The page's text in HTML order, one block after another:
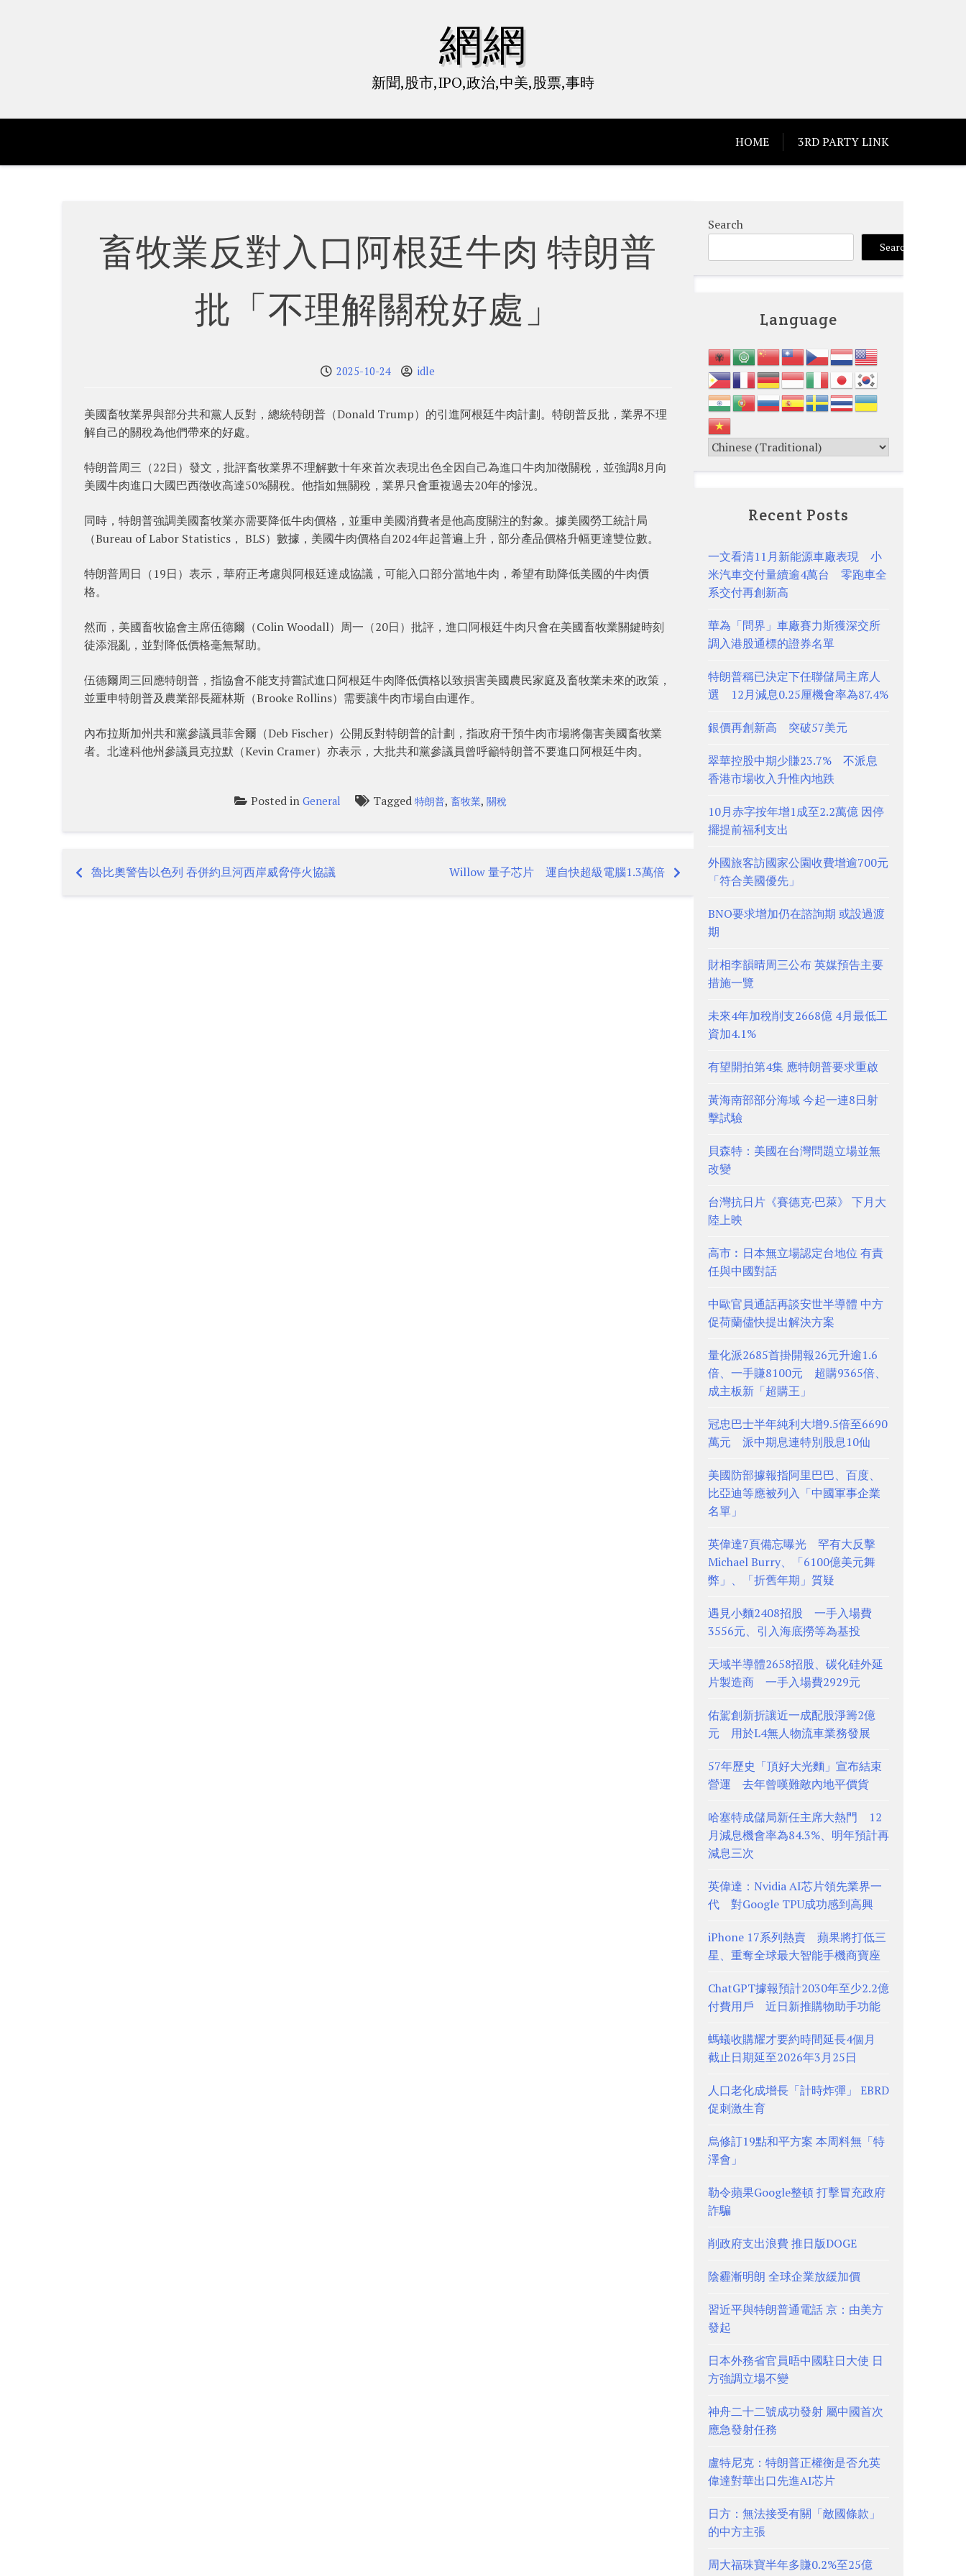
網網
新聞,股市,IPO,政治,中美,股票,事時
HOME 3RD PARTY LINK
畜牧業反對入口阿根廷牛肉 特朗普
批「不理解關稅好處」
2025-10-24 idle
美國畜牧業界與部分共和黨人反對，總統特朗普（Donald Trump）的引進阿根廷牛肉計劃。特朗普反批，業界不理
解自己的關稅為他們帶來的好處。
特朗普周三（22日）發文，批評畜牧業界不理解數十年來首次表現出色全因自己為進口牛肉加徵關稅，並強調8月向
美國牛肉進口大國巴西徵收高達50%關稅。他指如無關稅，業界只會重複過去20年的慘況。
同時，特朗普強調美國畜牧業亦需要降低牛肉價格，並重申美國消費者是他高度關注的對象。據美國勞工統計局
（Bureau of Labor Statistics， BLS）數據，美國牛肉價格自2024年起普遍上升，部分產品價格升幅更達雙位數。
特朗普周日（19日）表示，華府正考慮與阿根廷達成協議，可能入口部分當地牛肉，希望有助降低美國的牛肉價
格。
然而，美國畜牧協會主席伍德爾（Colin Woodall）周一（20日）批評，進口阿根廷牛肉只會在美國畜牧業關鍵時刻
徒添混亂，並對降低價格毫無幫助。
伍德爾周三回應特朗普，指協會不能支持嘗試進口阿根廷牛肉降低價格以致損害美國農民家庭及畜牧業未來的政策，
並重申特朗普及農業部長羅林斯（Brooke Rollins）需要讓牛肉市場自由運作。
內布拉斯加州共和黨參議員菲舍爾（Deb Fischer）公開反對特朗普的計劃，指政府干預牛肉市場將傷害美國畜牧業
者。北達科他州參議員克拉默（Kevin Cramer）亦表示，大批共和黨參議員曾呼籲特朗普不要進口阿根廷牛肉。
Posted inGeneral Tagged特朗普,畜牧業,關稅
Post
魯比奧警告以色列 吞併約旦河西岸威脅停火協議 Willow 量子芯片 運自快超級電腦1.3萬倍
Search
Search
Language
Recent Posts
一文看清11月新能源車廠表現 小
米汽車交付量續逾4萬台 零跑車全
系交付再創新高
華為「問界」車廠賽力斯獲深交所
調入港股通標的證券名單
特朗普稱已決定下任聯儲局主席人
選 12月減息0.25厘機會率為87.4%
銀價再創新高 突破57美元
翠華控股中期少賺23.7% 不派息
香港市場收入升惟內地跌
10月赤字按年增1成至2.2萬億 因停
擺提前福利支出
外國旅客訪國家公園收費增逾700元
「符合美國優先」
BNO要求增加仍在諮詢期 或設過渡
期
財相李韻晴周三公布 英媒預告主要
措施一覽
未來4年加稅削支2668億 4月最低工
資加4.1%
有望開拍第4集 應特朗普要求重啟
黃海南部部分海域 今起一連8日射
擊試驗
貝森特：美國在台灣問題立場並無
改變
台灣抗日片《賽德克·巴萊》 下月大
陸上映
高市︰日本無立場認定台地位 有責
任與中國對話
中歐官員通話再談安世半導體 中方
促荷蘭儘快提出解決方案
量化派2685首掛開報26元升逾1.6
倍、一手賺8100元 超購9365倍、
成主板新「超購王」
冠忠巴士半年純利大增9.5倍至6690
萬元 派中期息連特別股息10仙
美國防部據報指阿里巴巴、百度、
比亞迪等應被列入「中國軍事企業
名單」
英偉達7頁備忘曝光 罕有大反擊
Michael Burry、「6100億美元舞
弊」、「折舊年期」質疑
遇見小麵2408招股 一手入場費
3556元、引入海底撈等為基投
天域半導體2658招股、碳化硅外延
片製造商 一手入場費2929元
佑駕創新折讓近一成配股淨籌2億
元 用於L4無人物流車業務發展
57年歷史「頂好大光麵」宣布結束
營運 去年曾嘆難敵內地平價貨
哈塞特成儲局新任主席大熱門 12
月減息機會率為84.3%、明年預計再
減息三次
英偉達：Nvidia AI芯片領先業界一
代 對Google TPU成功感到高興
iPhone 17系列熱賣 蘋果將打低三
星、重奪全球最大智能手機商寶座
ChatGPT據報預計2030年至少2.2億
付費用戶 近日新推購物助手功能
螞蟻收購耀才要約時間延長4個月
截止日期延至2026年3月25日
人口老化成增長「計時炸彈」 EBRD
促刺激生育
烏修訂19點和平方案 本周料無「特
澤會」
勒令蘋果Google整頓 打擊冒充政府
詐騙
削政府支出浪費 推日版DOGE
陰霾漸明朗 全球企業放緩加價
習近平與特朗普通電話 京：由美方
發起
日本外務省官員晤中國駐日大使 日
方強調立場不變
神舟二十二號成功發射 屬中國首次
應急發射任務
盧特尼克：特朗普正權衡是否允英
偉達對華出口先進AI芯片
日方：無法接受有關「敵國條款」
的中方主張
周大福珠寶半年多賺0.2%至25億